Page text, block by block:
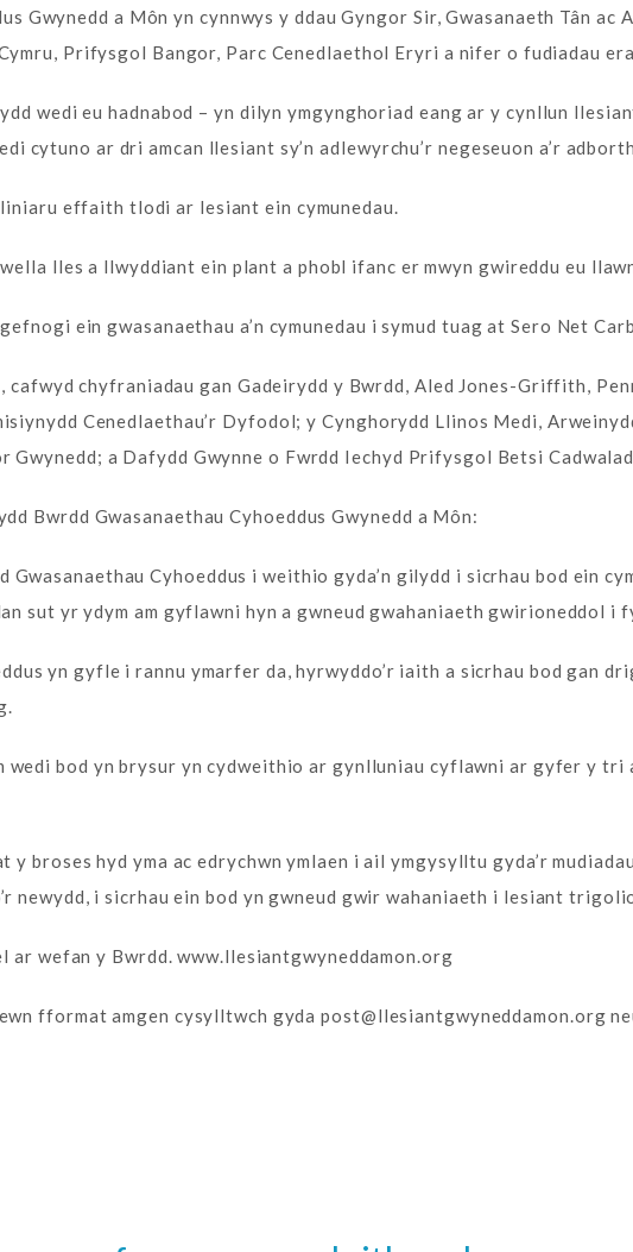
Gwynedd a Môn yn cynnwys y ddau Gyngor Sir, Gwasanaeth Tân
Prifysgol Bangor, Parc Cenedlaethol Eryri a nifer o fudiadau
wedi eu hadnabod – yn dilyn ymgynghoriad eang ar y cynllun
cytuno ar dri amcan llesiant sy’n adlewyrchu’r negeseuon a’r
liniaru effaith tlodi ar lesiant ein cymunedau.
lles a llwyddiant ein plant a phobl ifanc er mwyn gwireddu eu
ein gwasanaethau a’n cymunedau i symud tuag at Sero Net
cafwyd chyfraniadau gan Gadeirydd y Bwrdd, Aled Jones-Griffith,
Cenedlaethau’r Dyfodol; y Cynghorydd Llinos Medi,
Gwynedd; a Dafydd Gwynne o Fwrdd Iechyd Prifysgol Betsi
Bwrdd Gwasanaethau Cyhoeddus Gwynedd a Môn:
Gwasanaethau Cyhoeddus i weithio gyda’n gilydd i sicrhau bod ein
sut yr ydym am gyflawni hyn a gwneud gwahaniaeth gwirioneddol i
yn gyfle i rannu ymarfer da, hyrwyddo’r iaith a sicrhau bod gan
wedi bod yn brysur yn cydweithio ar gynlluniau cyflawni ar gyfer y
y broses hyd yma ac edrychwn ymlaen i ail ymgysylltu gyda’r
newydd, i sicrhau ein bod yn gwneud gwir wahaniaeth i lesiant
ar wefan y Bwrdd. www.llesiantgwyneddamon.org
fformat amgen cysylltwch gydapost@llesiantgwyneddamon.org